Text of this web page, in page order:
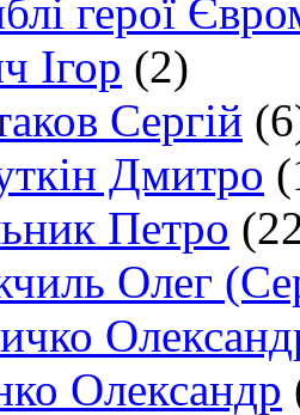
герої
Ігор (2)
Сергій
Дмитро
Петро
Олег
Олександр